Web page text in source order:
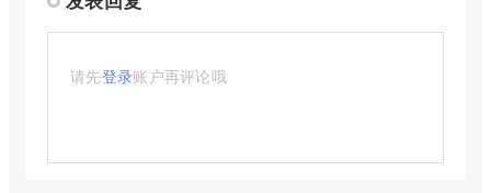
请先登录账户再评论哦